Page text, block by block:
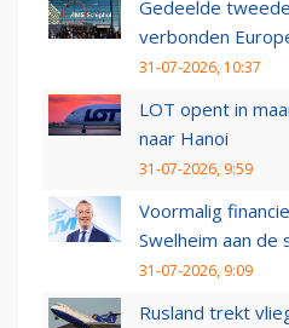
Gedeelde
verbonden
31-07-2026, 10:37
LOT opent in
naar Hanoi
31-07-2026, 9:59
Voormalig
Swelheim aan de
31-07-2026, 9:09
Rusland trekt